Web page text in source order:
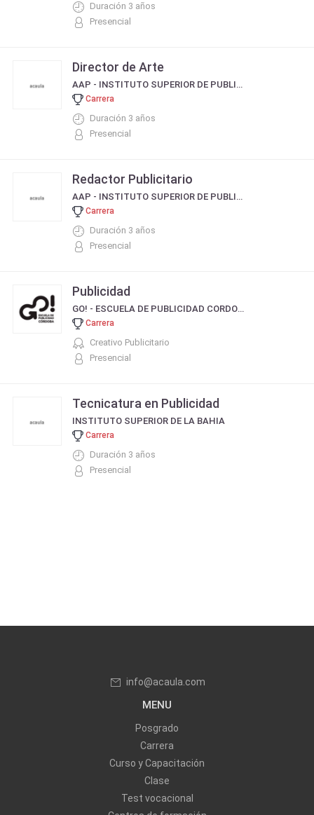
Duración 3 años
Presencial
Director de Arte
AAP - INSTITUTO SUPERIOR DE PUBLICIDAD
Carrera
Duración 3 años
Presencial
Redactor Publicitario
AAP - INSTITUTO SUPERIOR DE PUBLICIDAD
Carrera
Duración 3 años
Presencial
Publicidad
GO! - ESCUELA DE PUBLICIDAD CORDOBA
Carrera
Creativo Publicitario
Presencial
Tecnicatura en Publicidad
INSTITUTO SUPERIOR DE LA BAHIA
Carrera
Duración 3 años
Presencial
info@acaula.com
MENU
Posgrado
Carrera
Curso y Capacitación
Clase
Test vocacional